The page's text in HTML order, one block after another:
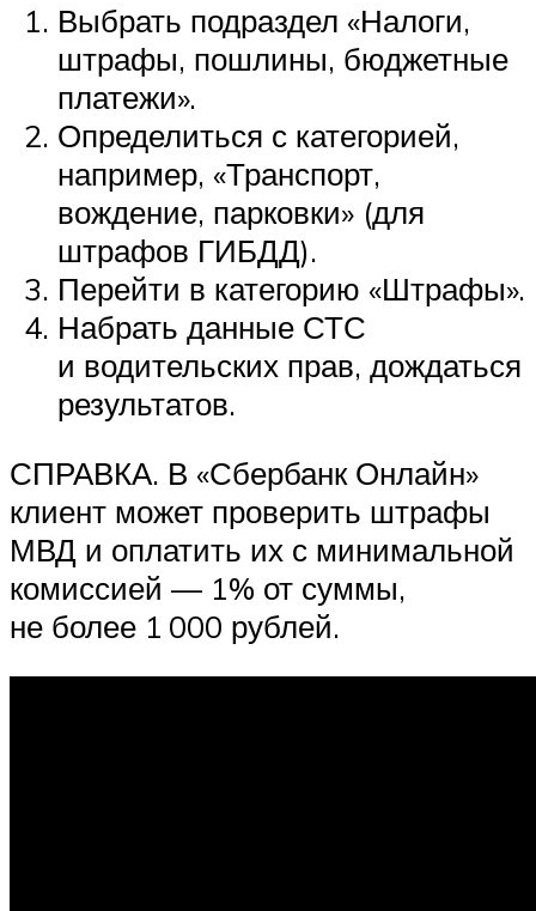
Выбрать подраздел «Налоги,
штрафы, пошлины, бюджетные
платежи».
Определиться с категорией,
например, «Транспорт,
вождение, парковки» (для
штрафов ГИБДД).
Перейти в категорию «Штрафы».
Набрать данные СТС
и водительских прав, дождаться
результатов.
СПРАВКА. В «Сбербанк Онлайн»
клиент может проверить штрафы
МВД и оплатить их с минимальной
комиссией — 1% от суммы,
не более 1 000 рублей.